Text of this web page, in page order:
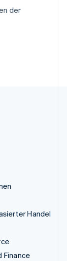
der
Handel
Finance